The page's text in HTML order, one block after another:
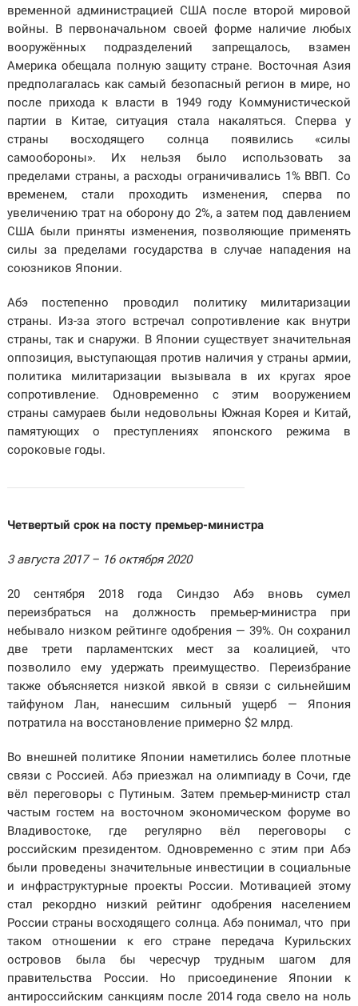
временной администрацией США после второй мировой
войны. В первоначальном своей форме наличие любых
вооружённых подразделений запрещалось, взамен
Америка обещала полную защиту стране. Восточная Азия
предполагалась как самый безопасный регион в мире, но
после прихода к власти в 1949 году Коммунистической
партии в Китае, ситуация стала накаляться. Сперва у
страны восходящего солнца появились «силы
самообороны». Их нельзя было использовать за
пределами страны, а расходы ограничивались 1% ВВП. Со
временем, стали проходить изменения, сперва по
увеличению трат на оборону до 2%, а затем под давлением
США были приняты изменения, позволяющие применять
силы за пределами государства в случае нападения на
союзников Японии.
Абэ постепенно проводил политику милитаризации
страны. Из-за этого встречал сопротивление как внутри
страны, так и снаружи. В Японии существует значительная
оппозиция, выступающая против наличия у страны армии,
политика милитаризации вызывала в их кругах ярое
сопротивление. Одновременно с этим вооружением
страны самураев были недовольны Южная Корея и Китай,
памятующих о преступлениях японского режима в
сороковые годы.
Четвертый срок на посту премьер-министра
3 августа 2017 – 16 октября 2020
20 сентября 2018 года Синдзо Абэ вновь сумел
переизбраться на должность премьер-министра при
небывало низком рейтинге одобрения — 39%. Он сохранил
две трети парламентских мест за коалицией, что
позволило ему удержать преимущество. Переизбрание
также объясняется низкой явкой в связи с сильнейшим
тайфуном Лан, нанесшим сильный ущерб — Япония
потратила на восстановление примерно $2 млрд.
Во внешней политике Японии наметились более плотные
связи с Россией. Абэ приезжал на олимпиаду в Сочи, где
вёл переговоры с Путиным. Затем премьер-министр стал
частым гостем на восточном экономическом форуме во
Владивостоке, где регулярно вёл переговоры с
российским президентом. Одновременно с этим при Абэ
были проведены значительные инвестиции в социальные
и инфраструктурные проекты России. Мотивацией этому
стал рекордно низкий рейтинг одобрения населением
России страны восходящего солнца. Абэ понимал, что при
таком отношении к его стране передача Курильских
островов была бы чересчур трудным шагом для
правительства России. Но присоединение Японии к
антироссийским санкциям после 2014 года свело на ноль